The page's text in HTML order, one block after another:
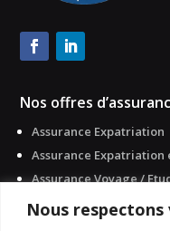
Nous
Nos offres
Assurance Expatriation
Assurance Expatriation
Assurance Voyage /
Assurance Voyage